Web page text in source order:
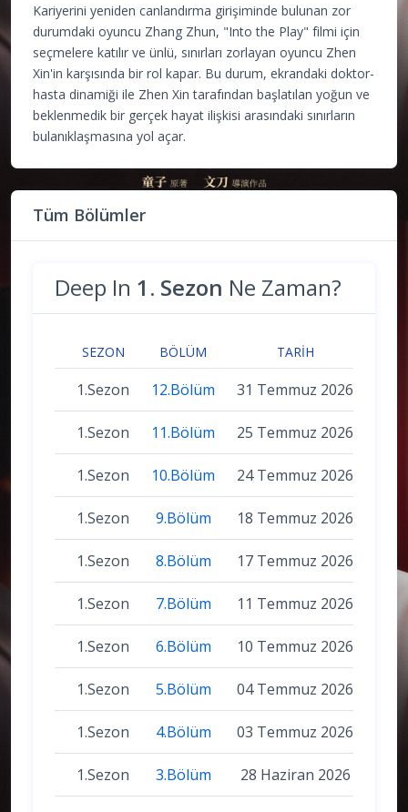
Kariyerini yeniden canlandırma girişiminde bulunan zor
durumdaki oyuncu Zhang Zhun, "Into the Play" filmi için
seçmelere katılır ve ünlü, sınırları zorlayan oyuncu Zhen
Xin'in karşısında bir rol kapar. Bu durum, ekrandaki doktor-
hasta dinamiği ile Zhen Xin tarafından başlatılan yoğun ve
beklenmedik bir gerçek hayat ilişkisi arasındaki sınırların
bulanıklaşmasına yol açar.
Tüm Bölümler
Deep In 1. Sezon Ne Zaman?
SEZON BÖLÜM TARIH
1.Sezon 12.Bölüm 31 Temmuz 2026
1.Sezon 11.Bölüm 25 Temmuz 2026
1.Sezon 10.Bölüm 24 Temmuz 2026
1.Sezon 9.Bölüm 18 Temmuz 2026
1.Sezon 8.Bölüm 17 Temmuz 2026
1.Sezon 7.Bölüm 11 Temmuz 2026
1.Sezon 6.Bölüm 10 Temmuz 2026
1.Sezon 5.Bölüm 04 Temmuz 2026
1.Sezon 4.Bölüm 03 Temmuz 2026
1.Sezon 3.Bölüm 28 Haziran 2026